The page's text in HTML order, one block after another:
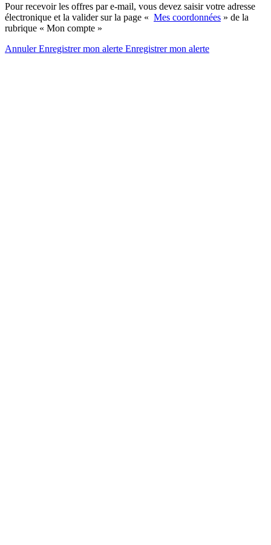
Pour recevoir les offres par e-mail, vous devez saisir votre adresse
électronique et la valider sur la page « Mes coordonnées » de la
rubrique « Mon compte »
AnnulerEnregistrer mon alerte Enregistrermon alerte